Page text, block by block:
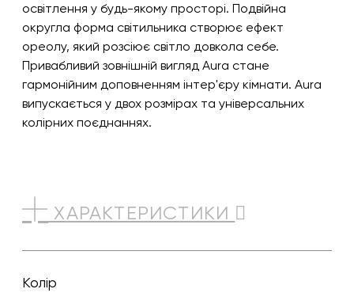
освітлення у будь-якому просторі. Подвійна
округла форма світильника створює ефект
ореолу, який розсіює світло довкола себе.
Привабливий зовнішній вигляд Aura стане
гармонійним доповненням інтер'єру кімнати. Aura
випускається у двох розмірах та універсальних
колірних поєднаннях.
ХАРАКТЕРИСТИКИ
Колір